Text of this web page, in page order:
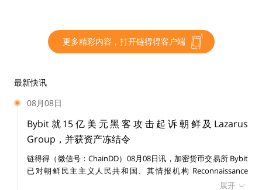
Quantstamp 常务董事 Don Ho
Balancer Labs 联合创始人兼首席执行官 Fernando Mar
tinelli
0x Labs 联合首席执行官 Amir Bandeali
Celo.org 联合创始人兼首席技术官 Marek Olezewski
更多精彩内容，打开链得得客户端
最新快讯
08月08日
Bybit就15亿美元黑客攻击起诉朝鲜及Lazarus
Group，并获资产冻结令
链得得（微信号：ChainDD）08月08日讯，加密货币交易所 Bybit
已对朝鲜民主主义人民共和国、其情报机构 Reconnaissance
General Bureau（RGB）及受国家制裁的黑客组织 Lazarus Group
展开